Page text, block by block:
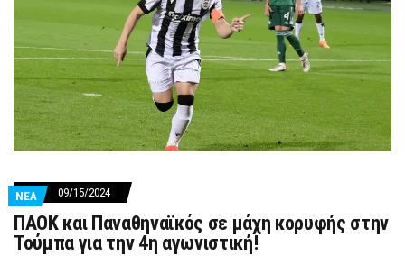
ΝΕΑ 09/15/2024
ΠΑΟΚ και Παναθηναϊκός σε μάχη κορυφής στην
Τούμπα για την 4η αγωνιστική!